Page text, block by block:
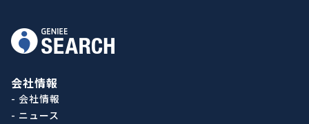
会社情報
- 会社情報
- ニュース